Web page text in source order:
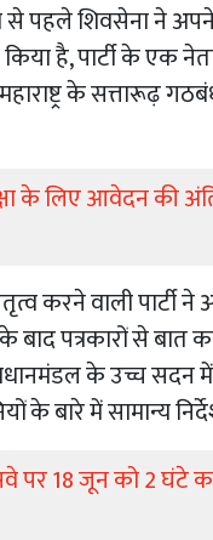
से पहले शिवसेना ने
है, पार्टी के एक
के सत्तारूढ़
के लिए आवेदन
करने वाली
बाद पत्रकारों से
के उच्च सदन
के बारे में सामान्य
पर 18 जून को 2 घंटे